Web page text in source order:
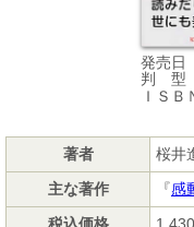
発売日
判 型
ＩＳＢ
著者
桜井
主な著作
『感
税込価格